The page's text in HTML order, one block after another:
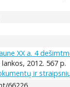
XX a. 4
2012. 567 p.
ir
66226